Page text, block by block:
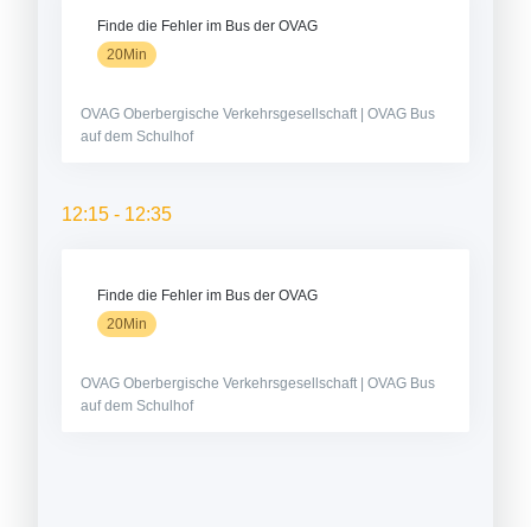
Finde die Fehler im Bus der OVAG
20Min
OVAG Oberbergische Verkehrsgesellschaft | OVAG Bus
auf dem Schulhof
12:15 - 12:35
Finde die Fehler im Bus der OVAG
20Min
OVAG Oberbergische Verkehrsgesellschaft | OVAG Bus
auf dem Schulhof